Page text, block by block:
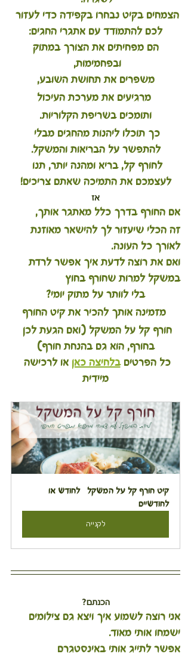
הצמחים בקיט נבחרו בקפידה כדי לעזור
לכם להתמודד עם אתגרי החגים:
הם מפחיתים את הצורך במתוק
ובפחמימות,
משפרים את תחושת השובע,
מרגיעים את מערכת העיכול
ותומכים בשריפת הקלוריות.
כך תוכלו ליהנות מהחגים מבלי
להתפשר על הבריאות והמשקל.
לחורף קל, בריא ומהנה יותר, תנו
לעצמכם את התמיכה שאתם צריכים!
אז
אם החורף בדרך כלל מאתגר אותך,
זה הכלי שיעזור לך להישאר מאוזנת
לאורך כל העונה.
ואם את רוצה לדעת איך אפשר לרדת
במשקל למרות שחורף בחוץ
בלי לוותר על מתוק יומי?
מזמינה אותך להכיר את קיט החורף
חורף קל על המשקל (ואם הגעת לכן
בחורף, הוא גם בהנחת חורף)
כל הפרטים בלחיצה כאן או לרכישה
מיידית
קיט חורף קל על המשקל   לחודש או
לחודשיים
לקנייה
הכנתם?
אני רוצה לשמוע איך ויצא גם צילומים
ישמחו אותי מאוד.
אפשר לתייג אותי באינסטגרם